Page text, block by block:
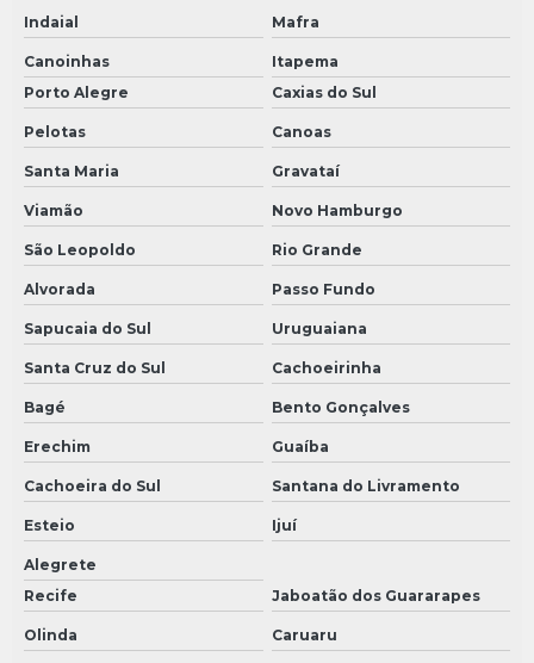
Indaial Mafra
Canoinhas
Itapema
Porto Alegre
Caxias do Sul
Pelotas Canoas
Santa Maria Gravataí
Viamão Novo Hamburgo
São Leopoldo Rio Grande
Alvorada Passo Fundo
Sapucaia do Sul Uruguaiana
Santa Cruz do Sul Cachoeirinha
Bagé Bento Gonçalves
Erechim Guaíba
Cachoeira do Sul Santana do Livramento
Esteio Ijuí
Alegrete
Recife
Jaboatão dos Guararapes
Olinda Caruaru